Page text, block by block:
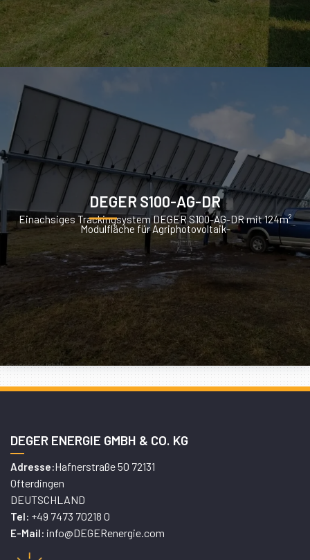
DEGER S100-AG-DR
Einachsiges Trackingsystem DEGER S100-AG-DR mit 124m²
Modulfläche für Agriphotovoltaik-
DEGER ENERGIE GMBH & CO. KG
Adresse:Hafnerstraße 50 72131
Ofterdingen
DEUTSCHLAND
Tel: +49 7473 70218 0
E-Mail: info@DEGERenergie.com